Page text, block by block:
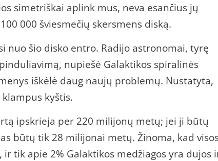
simetriškai aplink mus, neva esančius jų
000 šviesmečių skersmens diską.
nuo šio disko entro. Radijo astronomai, tyrę
nupiešė Galaktikos spiralinės
iškėlė daug naujų problemų. Nustatyta,
kyštis.
ipskrieja per 220 milijonų metų; jei ji būtų
būtų tik 28 milijonai metų. Žinoma, kad
ir tik apie 2% Galaktikos medžiagos yra dujos